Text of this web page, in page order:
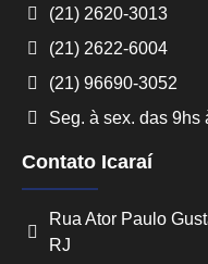
(21) 2620-3013
(21) 2622-6004
(21) 96690-3052
Seg. à sex. das 9hs
Contato Icaraí
Rua Ator Paulo
RJ